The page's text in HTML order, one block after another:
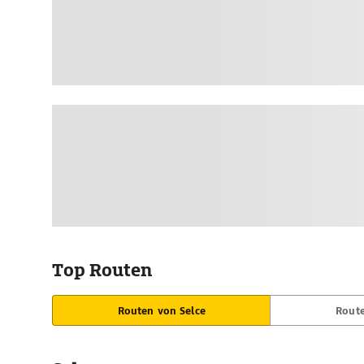
Top Routen
Routen von Selce